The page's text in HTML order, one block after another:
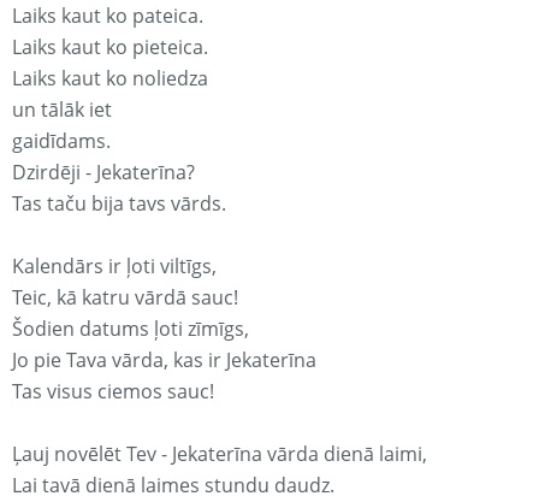
Laiks kaut ko pateica.
Laiks kaut ko pieteica.
Laiks kaut ko noliedza
un tālāk iet
gaidīdams.
Dzirdēji - Jekaterīna?
Tas taču bija tavs vārds.
Kalendārs ir ļoti viltīgs,
Teic, kā katru vārdā sauc!
Šodien datums ļoti zīmīgs,
Jo pie Tava vārda, kas ir Jekaterīna
Tas visus ciemos sauc!
Ļauj novēlēt Tev - Jekaterīna vārda dienā laimi,
Lai tavā dienā laimes stundu daudz.